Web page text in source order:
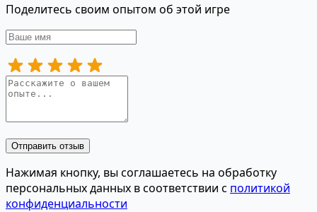
Поделитесь своим опытом об этой игре
Отправить отзыв
Нажимая кнопку, вы соглашаетесь на обработку
персональных данных в соответствии с политикой
конфиденциальности